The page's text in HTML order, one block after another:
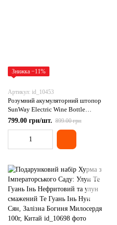
Знижка −11%
Артикул: id_10453
Розумний акумуляторний штопор
SunWay Electric Wine Bottle
Opener C006U Type-C Black
799.00 грн/шт. 899.00 грн